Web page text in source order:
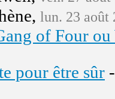
lun. 23 août
of Four ou
pour être sûr